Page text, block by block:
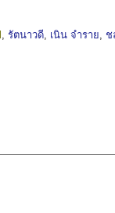
,รัตนาวดี, เนิน จำราย,ช
ร